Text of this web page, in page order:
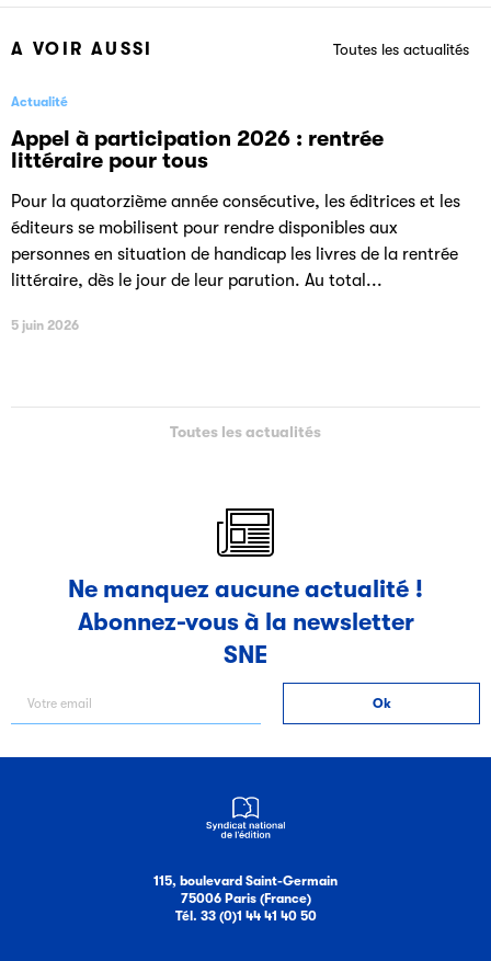
A VOIR AUSSI Toutes les actualités
Actualité
Appel à participation 2026 : rentrée
littéraire pour tous
Pour la quatorzième année consécutive, les éditrices et les
éditeurs se mobilisent pour rendre disponibles aux
personnes en situation de handicap les livres de la rentrée
littéraire, dès le jour de leur parution. Au total...
5 juin 2026
Toutes les actualités
Ne manquez aucune actualité !
Abonnez-vous à la newsletter
SNE
115, boulevard Saint-Germain
75006 Paris (France)
Tél. 33 (0)1 44 41 40 50